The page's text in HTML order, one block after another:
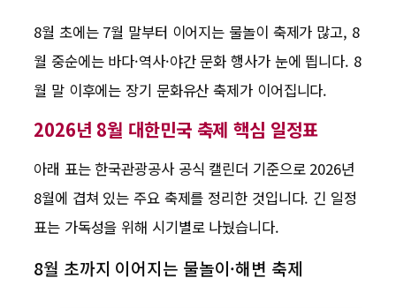
8월 초에는 7월 말부터 이어지는 물놀이 축제가 많고, 8
월 중순에는 바다·역사·야간 문화 행사가 눈에 띕니다. 8
월 말 이후에는 장기 문화유산 축제가 이어집니다.
2026년 8월 대한민국 축제 핵심 일정표
아래 표는 한국관광공사 공식 캘린더 기준으로 2026년
8월에 겹쳐 있는 주요 축제를 정리한 것입니다. 긴 일정
표는 가독성을 위해 시기별로 나눴습니다.
8월 초까지 이어지는 물놀이·해변 축제